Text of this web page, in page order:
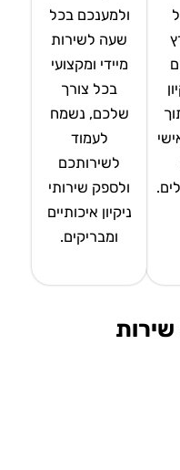
ולמענכם בכל
שעה לשירות
מיידי ומקצועי
בכל צורך
שלכם, נשמח
לעמוד
לשירותכם
ולספק שירותי
ניקיון איכותיים
ומבריקים.